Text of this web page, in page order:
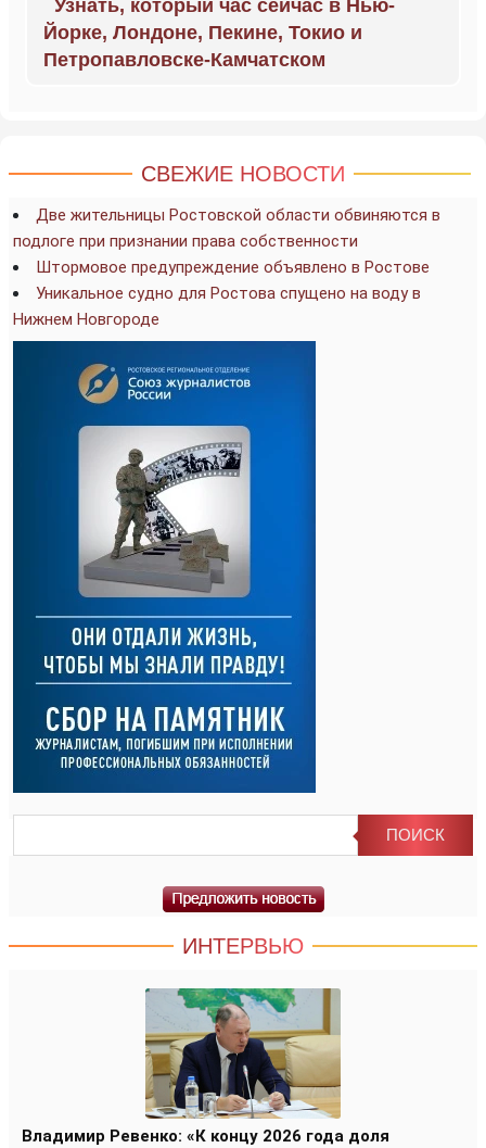
Узнать, который час сейчас в Нью-
Йорке, Лондоне, Пекине, Токио и
Петропавловске-Камчатском
СВЕЖИЕ НОВОСТИ
Две жительницы Ростовской области обвиняются в
подлоге при признании права собственности
Штормовое предупреждение объявлено в Ростове
Уникальное судно для Ростова спущено на воду в
Нижнем Новгороде
ИНТЕРВЬЮ
Владимир Ревенко: «К концу 2026 года доля